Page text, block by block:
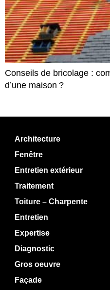
Conseils de bricolage :
d’une maison ?
Architecture
Fenêtre
Entretien extérieur
Traitement
Toiture – Charpente
Entretien
Expertise
Diagnostic
Gros oeuvre
Façade